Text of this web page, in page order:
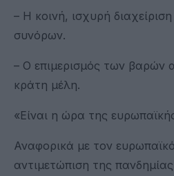
– Η κοινή, ισχυρή
συνόρων.
– Ο επιμερισμός των βαρών
κράτη μέλη.
«Είναι η ώρα της
Αναφορικά με τον
αντιμετώπιση της